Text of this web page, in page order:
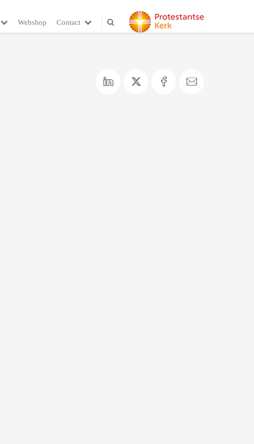
Webshop Contact